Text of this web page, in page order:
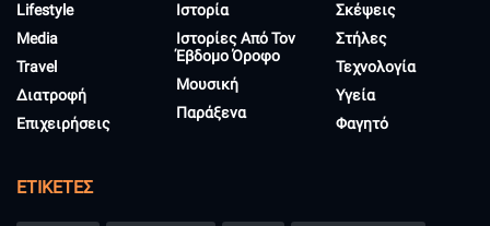
Lifestyle
Media
Travel
Διατροφή
Επιχειρήσεις
Ιστορία
Ιστορίες Από Τον
Έβδομο Όροφο
Μουσική
Παράξενα
Σκέψεις
Στήλες
Τεχνολογία
Υγεία
Φαγητό
ΕΤΙΚΈΤΕΣ